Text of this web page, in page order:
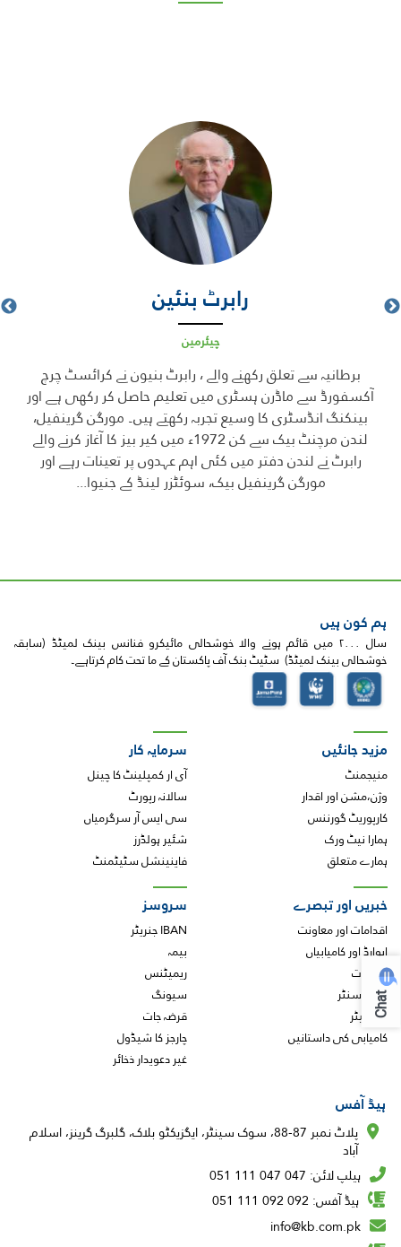
رابرٹ بنئین
چیئرمین
برطانیہ سے تعلق رکھنے والے ، رابرٹ بنیون نے کرائسٹ چرچ
آکسفورڈ سے ماڈرن ہسٹری میں تعلیم حاصل کر رکھی ہے اور
بینکنگ انڈسٹری کا وسیع تجربہ رکھتے ہیں۔ مورگن گرینفیل،
لندن مرچنٹ بیک سے کن 1972ء میں کیر بیز کا آغاز کرنے والے
رابرٹ نے لندن دفتر میں کئی اہم عہدوں پر تعینات رہے اور
مورگن گرینفیل بیک، سوئٹزر لینڈ کے جنیوا...
ہم کون ہیں
سال ۲۰۰۰ میں قائم ہونے والا خوشحالی مائیکرو فنانس بینک لمیٹڈ (سابقہ
خوشحالی بینک لمیٹڈ) سٹیٹ بنک آف پاکستان کے ما تحت کام کرتاہے۔
مزید جانئیں
منیجمنٹ
وژن،مشن اور اقدار
کارپوریٹ گورننس
ہمارا نیٹ ورک
ہمارے متعلق
سرمایہ کار
آی ار کمپلینٹ کا چینل
سالانہ رپورٹ
سی ایس آر سرگرمیاں
شئیر ہولڈرز
فاینینشل سٹیٹمنٹ
خبریں اور تبصرے
اقدامات اور معاونت
ایوارڈ اور کامیابیاں
تقریبات
میڈیا سنٹر
نیوز لیٹر
کامیابی کی داستانیں
سروسز
IBAN جنریٹر
بیمہ
ریمیٹنس
سیونگ
قرضہ جات
چارجز کا شیڈول
غیر دعویدار ذخائر
ہیڈ آفس
پلاٹ نمبر 87-88، سوک سینٹر، ایگزیکٹو بلاک، گلبرگ گرینز، اسلام
آباد
ہیلپ لائن: 047 047 111 051
ہیڈ آفس: 092 092 111 051
info@kb.com.pk
Chat